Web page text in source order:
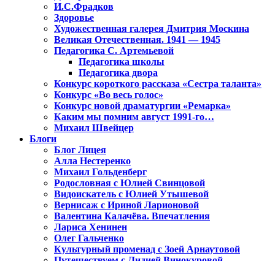
И.С.Фрадков
Здоровье
Художественная галерея Дмитрия Москина
Великая Отечественная. 1941 — 1945
Педагогика С. Артемьевой
Педагогика школы
Педагогика двора
Конкурс короткого рассказа «Сестра таланта»
Конкурс «Во весь голос»
Конкурс новой драматургии «Ремарка»
Каким мы помним август 1991-го…
Михаил Швейцер
Блоги
Блог Лицея
Алла Нестеренко
Михаил Гольденберг
Родословная с Юлией Свинцовой
Видоискатель с Юлией Утышевой
Вернисаж с Ириной Ларионовой
Валентина Калачёва. Впечатления
Лариса Хенинен
Олег Гальченко
Культурный променад с Зоей Арнаутовой